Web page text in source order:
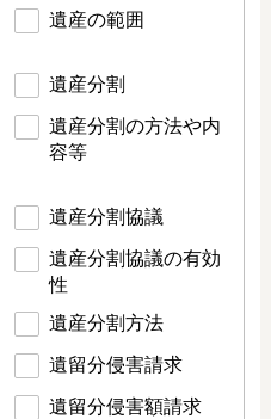
遺産の範囲
遺産分割
遺産分割の方法や内
容等
遺産分割協議
遺産分割協議の有効
性
遺産分割方法
遺留分侵害請求
遺留分侵害額請求